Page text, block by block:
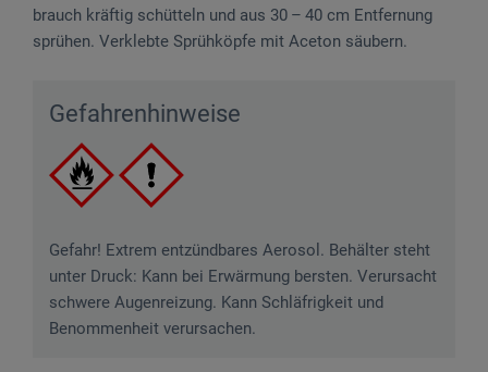
brauch kräftig schütteln und aus 30 – 40 cm Entfernung
sprühen. Verklebte Sprüh­köpfe mit Aceton säubern.
Gefahrenhinweise
Gefahr! Extrem entzündbares Aerosol. Behälter steht
unter Druck: Kann bei Erwärmung bersten. Verursacht
schwere Augenreizung. Kann Schläfrigkeit und
Benommenheit verursachen.